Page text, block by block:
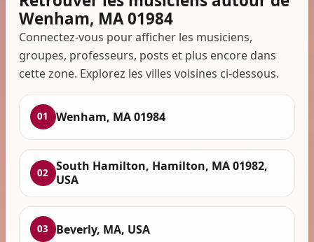
Wenham, MA 01984
Connectez-vous pour afficher les musiciens,
groupes, professeurs, posts et plus encore dans
cette zone. Explorez les villes voisines ci-dessous.
01 Wenham, MA 01984
02
South Hamilton, Hamilton, MA 01982,
USA
03 Beverly, MA, USA